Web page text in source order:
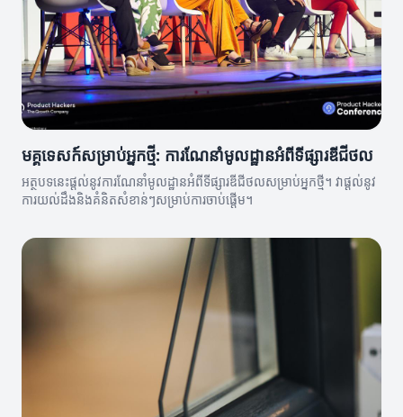
មគ្គុទេសក៍សម្រាប់អ្នកថ្មី: ការណែនាំមូលដ្ឋានអំពីទីផ្សារឌីជីថល
អត្ថបទនេះផ្តល់នូវការណែនាំមូលដ្ឋានអំពីទីផ្សារឌីជីថលសម្រាប់អ្នកថ្មី។ វាផ្តល់នូវ
ការយល់ដឹងនិងគំនិតសំខាន់ៗសម្រាប់ការចាប់ផ្តើម។